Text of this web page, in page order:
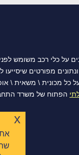
על כלי רכב משומש לפני
כל מכונית \ משאית \
הפתוח של משרד
x